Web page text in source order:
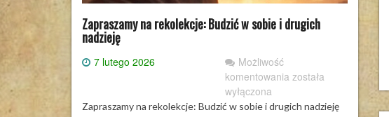
Zapraszamy na rekolekcje: Budzić w sobie i drugich
nadzieję
7 lutego 2026
Możliwość
komentowania Zapraszamy
rekolekcje:
została
wyłączona
Zapraszamy na rekolekcje: Budzić w sobie i drugich nadzieję